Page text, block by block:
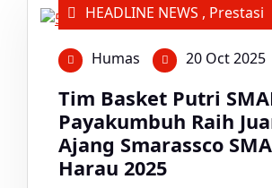
HEADLINE NEWS , Prestasi
Humas 20 Oct 2025
Tim Basket Putri
Payakumbuh Raih
Ajang Smarassco
Harau 2025